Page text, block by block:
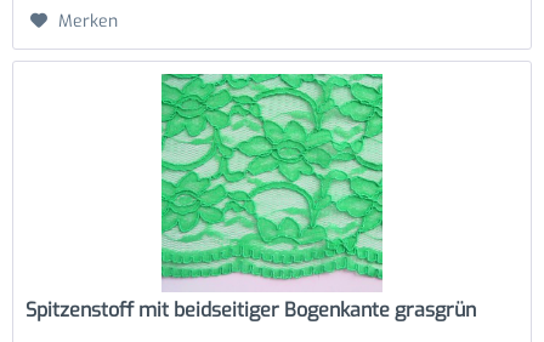
Merken
Spitzenstoff mit beidseitiger Bogenkante grasgrün